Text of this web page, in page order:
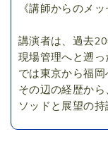
《講師からのメッ
講演者は、過去
現場管理へと遡
では東京から福岡
その辺の経歴か
ソッドと展望の持